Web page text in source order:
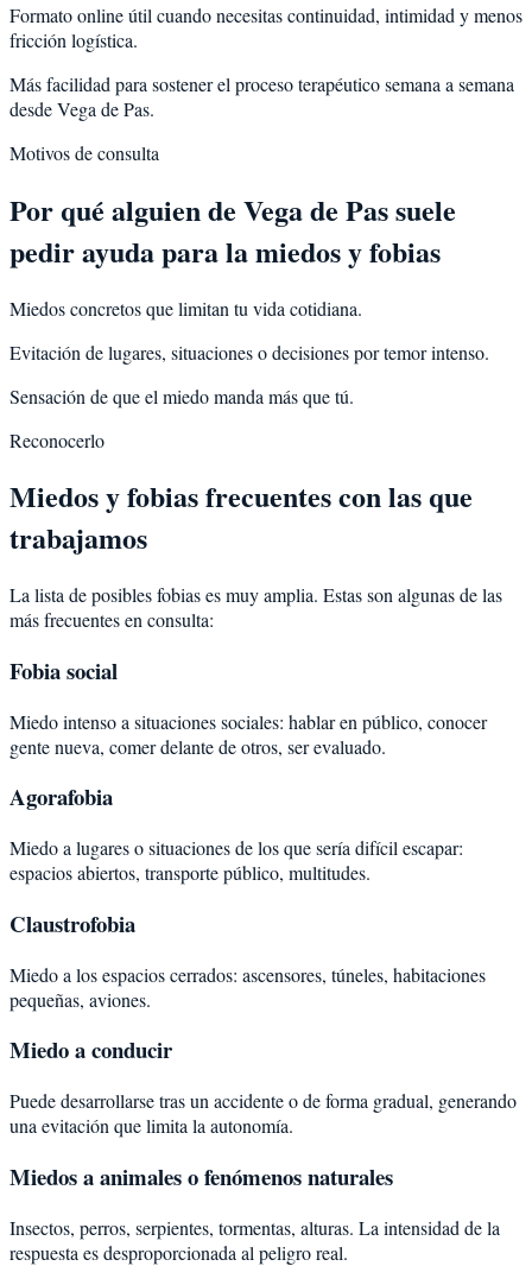
Formato online útil cuando necesitas continuidad, intimidad y menos
fricción logística.
Más facilidad para sostener el proceso terapéutico semana a semana
desde Vega de Pas.
Motivos de consulta
Por qué alguien de Vega de Passuele
pedir ayuda para lamiedos y fobias
Miedos concretos que limitan tu vida cotidiana.
Evitación de lugares, situaciones o decisiones por temor intenso.
Sensación de que el miedo manda más que tú.
Reconocerlo
Miedos y fobias frecuentes con las que
trabajamos
La lista de posibles fobias es muy amplia. Estas son algunas de las
más frecuentes en consulta:
Fobia social
Miedo intenso a situaciones sociales: hablar en público, conocer
gente nueva, comer delante de otros, ser evaluado.
Agorafobia
Miedo a lugares o situaciones de los que sería difícil escapar:
espacios abiertos, transporte público, multitudes.
Claustrofobia
Miedo a los espacios cerrados: ascensores, túneles, habitaciones
pequeñas, aviones.
Miedo a conducir
Puede desarrollarse tras un accidente o de forma gradual, generando
una evitación que limita la autonomía.
Miedos a animales o fenómenos naturales
Insectos, perros, serpientes, tormentas, alturas. La intensidad de la
respuesta es desproporcionada al peligro real.